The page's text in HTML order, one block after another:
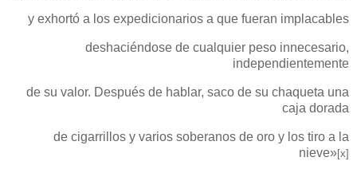
y exhortó a los expedicionarios a que fueran implacables
deshaciéndose de cualquier peso innecesario,
independientemente
de su valor. Después de hablar, saco de su chaqueta una
caja dorada
de cigarrillos y varios soberanos de oro y los tiro a la
nieve»[x]